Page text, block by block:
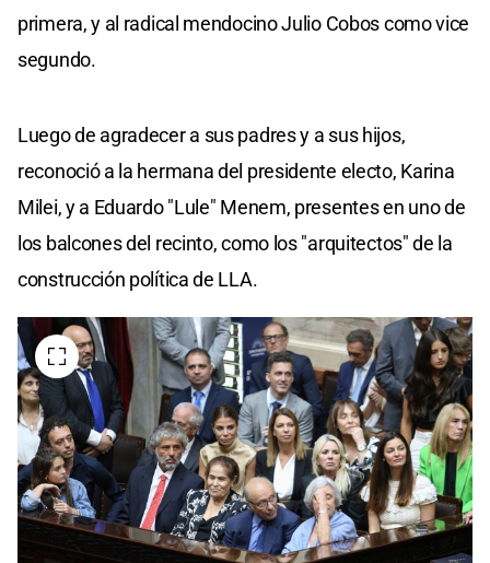
primera, y al radical mendocino Julio Cobos como vice
segundo.
Luego de agradecer a sus padres y a sus hijos,
reconoció a la hermana del presidente electo, Karina
Milei, y a Eduardo "Lule" Menem, presentes en uno de
los balcones del recinto, como los "arquitectos" de la
construcción política de LLA.